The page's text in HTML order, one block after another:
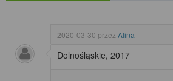
2020-03-30 przez Alina
Dolnośląskie, 2017